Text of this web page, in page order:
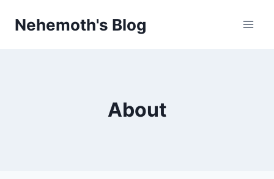
Nehemoth's Blog
About